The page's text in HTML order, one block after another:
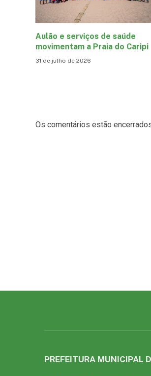
Aulão e serviços de saúde
movimentam a Praia do Caripi
31 de julho de 2026
Os comentários estão
PREFEITURA MUNICIPAL